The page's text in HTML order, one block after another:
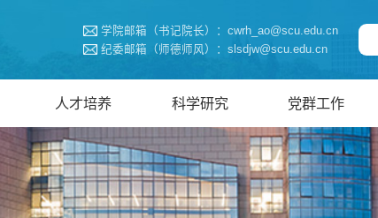
学院邮箱（书记院长）：cwrh_ao@scu.edu.cn
纪委邮箱（师德师风）：slsdjw@scu.edu.cn
人才培养 科学研究 党群工作